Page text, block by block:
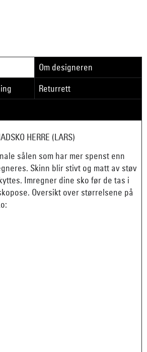
Om designeren
Returrett
HERRE (LARS)
sålen som har mer spenst enn
Skinn blir stivt og matt av støv
Imregner dine sko før de tas i
Oversikt over størrelsene på